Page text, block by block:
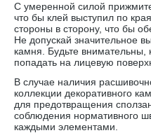
С умеренной силой
что бы клей выступил по
стороны в сторону, что бы
Не допускай значительное
камня. Будьте внимательны,
попадать на лицевую
В случае наличия
коллекции декоративного
для предотвращения
соблюдения нормативного
каждыми элементами.